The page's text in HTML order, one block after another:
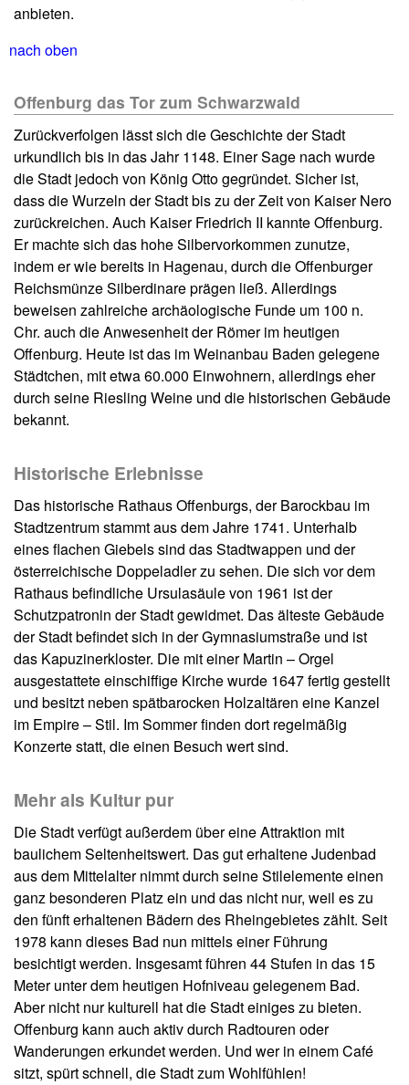
anbieten.
nach oben
Offenburg das Tor zum Schwarzwald
Zurückverfolgen lässt sich die Geschichte der Stadt
urkundlich bis in das Jahr 1148. Einer Sage nach wurde
die Stadt jedoch von König Otto gegründet. Sicher ist,
dass die Wurzeln der Stadt bis zu der Zeit von Kaiser Nero
zurückreichen. Auch Kaiser Friedrich II kannte Offenburg.
Er machte sich das hohe Silbervorkommen zunutze,
indem er wie bereits in Hagenau, durch die Offenburger
Reichsmünze Silberdinare prägen ließ. Allerdings
beweisen zahlreiche archäologische Funde um 100 n.
Chr. auch die Anwesenheit der Römer im heutigen
Offenburg. Heute ist das im Weinanbau Baden gelegene
Städtchen, mit etwa 60.000 Einwohnern, allerdings eher
durch seine Riesling Weine und die historischen Gebäude
bekannt.
Historische Erlebnisse
Das historische Rathaus Offenburgs, der Barockbau im
Stadtzentrum stammt aus dem Jahre 1741. Unterhalb
eines flachen Giebels sind das Stadtwappen und der
österreichische Doppeladler zu sehen. Die sich vor dem
Rathaus befindliche Ursulasäule von 1961 ist der
Schutzpatronin der Stadt gewidmet. Das älteste Gebäude
der Stadt befindet sich in der Gymnasiumstraße und ist
das Kapuzinerkloster. Die mit einer Martin – Orgel
ausgestattete einschiffige Kirche wurde 1647 fertig gestellt
und besitzt neben spätbarocken Holzaltären eine Kanzel
im Empire – Stil. Im Sommer finden dort regelmäßig
Konzerte statt, die einen Besuch wert sind.
Mehr als Kultur pur
Die Stadt verfügt außerdem über eine Attraktion mit
baulichem Seltenheitswert. Das gut erhaltene Judenbad
aus dem Mittelalter nimmt durch seine Stilelemente einen
ganz besonderen Platz ein und das nicht nur, weil es zu
den fünft erhaltenen Bädern des Rheingebietes zählt. Seit
1978 kann dieses Bad nun mittels einer Führung
besichtigt werden. Insgesamt führen 44 Stufen in das 15
Meter unter dem heutigen Hofniveau gelegenem Bad.
Aber nicht nur kulturell hat die Stadt einiges zu bieten.
Offenburg kann auch aktiv durch Radtouren oder
Wanderungen erkundet werden. Und wer in einem Café
sitzt, spürt schnell, die Stadt zum Wohlfühlen!